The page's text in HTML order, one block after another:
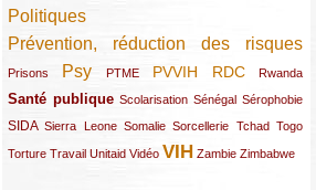
Politiques
(120/289)
Prévention, réduction des risques
(131/289)
Prisons
(22/289) Psy
(119/289) PTME
(12/289) PVVIH
(111/289) RDC
(104/289) Rwanda
(23/289)
Santé publique
(59/289) Scolarisation
(9/289) Sénégal
(13/289) Sérophobie
(19/289)
SIDA
(29/289)Sierra Leone
(13/289) Somalie
(12/289) Sorcellerie
(19/289) Tchad
(10/289) Togo
(15/289)
Torture
(17/289)Travail
(21/289) Unitaid
(26/289) Vidéo
(23/289) VIH
(154/289) Zambie
(12/289) Zimbabwe
(21/289)